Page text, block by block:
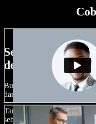
Sedikit contoh
dengan Speechify
Buat voice over, tambah
dan kloning suara untuk
Tanpa kurva belajar, semua
sebebas mungkin dan